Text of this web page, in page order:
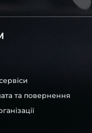
та повернення